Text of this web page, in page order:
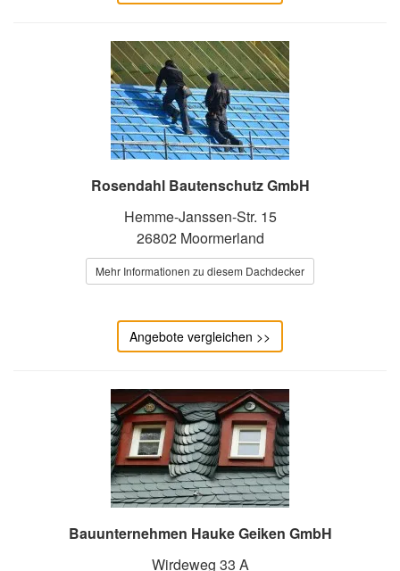
Rosendahl Bautenschutz GmbH
Hemme-Janssen-Str. 15
26802 Moormerland
Mehr Informationen zu diesem Dachdecker
Angebote vergleichen >>
Bauunternehmen Hauke Geiken GmbH
Wirdeweg 33 A